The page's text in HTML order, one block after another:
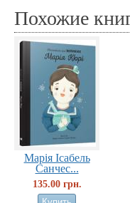
Похожие
Марія Ісабель
Санчес...
135.00 грн.